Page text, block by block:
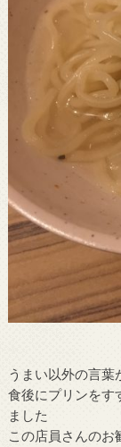
うまい以外の言葉
食後にプリンをす
ました
この店員さんのお